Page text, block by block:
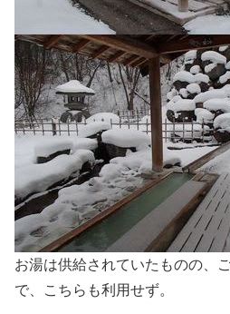
お湯は供給されていたものの、
で、こちらも利用せず。